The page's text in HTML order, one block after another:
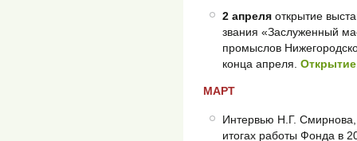
2 апреля открытие
звания «Заслуженный
промыслов
конца апреля.
МАРТ
Интервью Н.Г.
итогах работы Фонда в